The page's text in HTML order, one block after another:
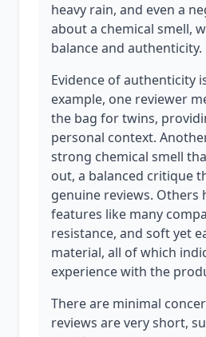
heavy rain, and even a
about a chemical smell,
balance and authenticity.
Evidence of authenticity
example, one reviewer
the bag for twins,
personal context.
strong chemical smell
out, a balanced critique
genuine reviews. Others
features like many
resistance, and soft yet
material, all of which
experience with the
There are minimal
reviews are very short,